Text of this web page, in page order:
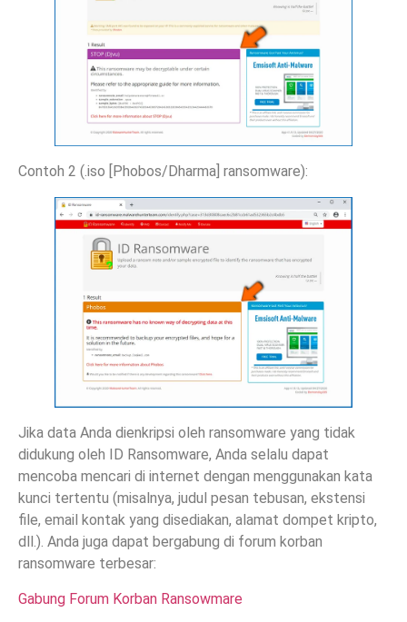
Contoh 2 (.iso [Phobos/Dharma] ransomware):
Jika data Anda dienkripsi oleh ransomware yang tidak
didukung oleh ID Ransomware, Anda selalu dapat
mencoba mencari di internet dengan menggunakan kata
kunci tertentu (misalnya, judul pesan tebusan, ekstensi
file, email kontak yang disediakan, alamat dompet kripto,
dll.). Anda juga dapat bergabung di forum korban
ransomware terbesar:
Gabung Forum Korban Ransowmare